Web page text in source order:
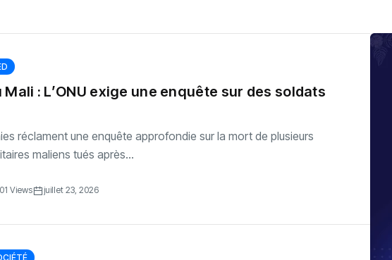
: L’ONU exige une enquête sur des soldats
réclament une enquête approfondie sur la mort de plusieurs
maliens tués après...
01 Views juillet 23, 2026